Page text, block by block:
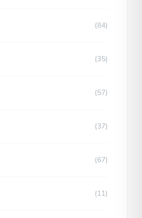
(84)
(35)
(57)
(37)
(67)
(11)